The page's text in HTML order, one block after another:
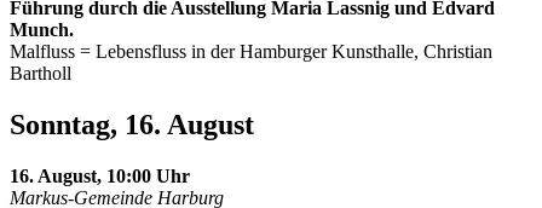
Führung durch die Ausstellung Maria Lassnig und Edvard
Munch.
Malfluss = Lebensfluss in der Hamburger Kunsthalle, Christian
Bartholl
Sonntag, 16. August
16. August, 10:00 Uhr
Markus-Gemeinde Harburg